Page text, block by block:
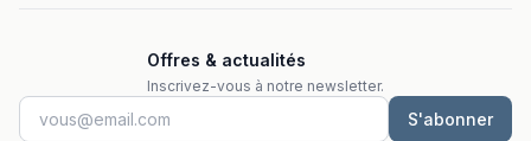
Offres & actualités
Inscrivez-vous à notre newsletter.
S'abonner